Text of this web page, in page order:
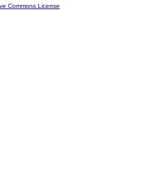
Commons License